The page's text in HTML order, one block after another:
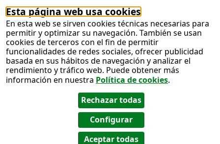
Esta página web usa cookies
En esta web se sirven cookies técnicas necesarias para
permitir y optimizar su navegación. También se usan
cookies de terceros con el fin de permitir
funcionalidades de redes sociales, ofrecer publicidad
basada en sus hábitos de navegación y analizar el
rendimiento y tráfico web. Puede obtener más
información en nuestra Política de cookies.